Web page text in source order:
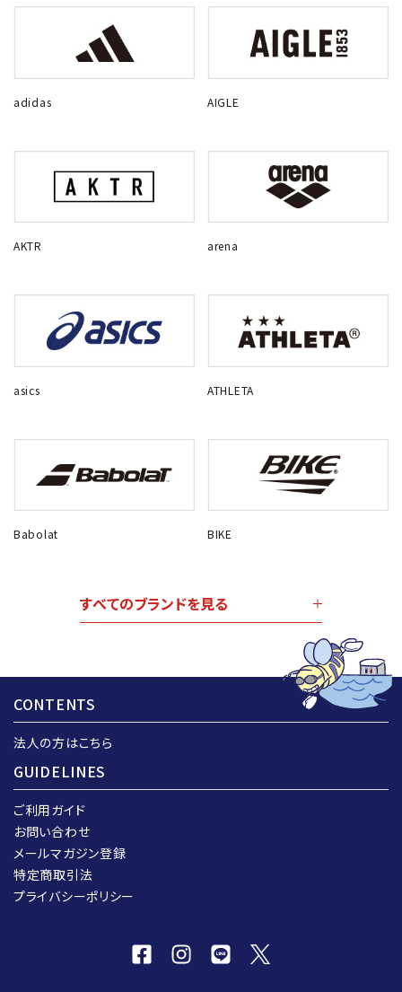
adidas AIGLE
AKTR arena
asics ATHLETA
Babolat BIKE
すべてのブランドを見る
CONTENTS
法人の方はこちら
GUIDELINES
ご利用ガイド
お問い合わせ
メールマガジン登録
特定商取引法
プライバシーポリシー